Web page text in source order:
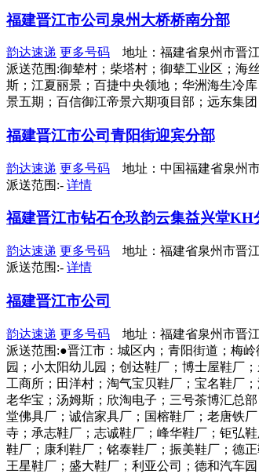
福建晋江市公司泉州大桥桥南分部
韵达速递 更多号码 地址：福建省泉州市晋
派送范围:御辇村；柴塔村；御辇工业区；海
斯；江夏丽景；百捷中央领地；华洲海生冷
景五期；百信御江帝景六期项目部；远东集
福建晋江市公司青阳街迎宾分部
韵达速递 更多号码 地址：中国福建省泉州
派送范围:- 详情
福建晋江市钻石仓玖韵云集益兴堂KH
韵达速递 更多号码 地址：福建省泉州市晋
派送范围:- 详情
福建晋江市公司
韵达速递 更多号码 地址：福建省泉州市晋
派送范围:●晋江市：城区内；青阳街道；梅
园；小太阳幼儿园；创达鞋厂；博士屋鞋厂
工商所；田洋村；淘气宝贝鞋厂；宝名鞋厂
老华宝；汤姆斯；欣淘电子；三号茶博汇总
堂佛具厂；诚信家具厂；国榕鞋厂；老唐铁
寺；承志鞋厂；志诚鞋厂；峰华鞋厂；钜弘
鞋厂；康利鞋厂；铭泰鞋厂；振美鞋厂；德
王星鞋厂；盛大鞋厂；利亚公司；德和汽车